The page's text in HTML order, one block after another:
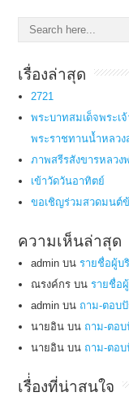
เรื่องล่าสุด
2721
พระบาทสมเด็จพระเ
พระราชทานน้ำหลวง
ภาพสรีรสังขารหลว
เข้าวัดวันอาทิตย์
ขอเชิญร่วมสวดมนต์
ความเห็นล่าสุด
admin บนรายชื่อผู้บ
ณรงค์กร บนรายชื่อ
admin บน ถาม-ตอบ
นายอิน บน ถาม-ตอ
นายอิน บน ถาม-ตอ
เรื่่องที่น่าสนใจ